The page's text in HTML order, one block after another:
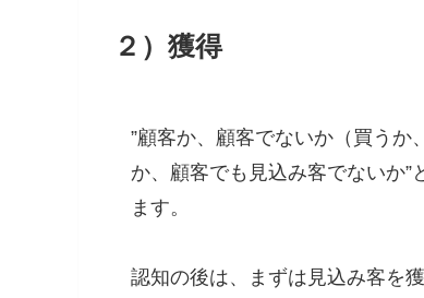
２）獲得
”顧客か、顧客でないか（買うか
か、顧客でも見込み客でないか
ます。
認知の後は、まずは見込み客を